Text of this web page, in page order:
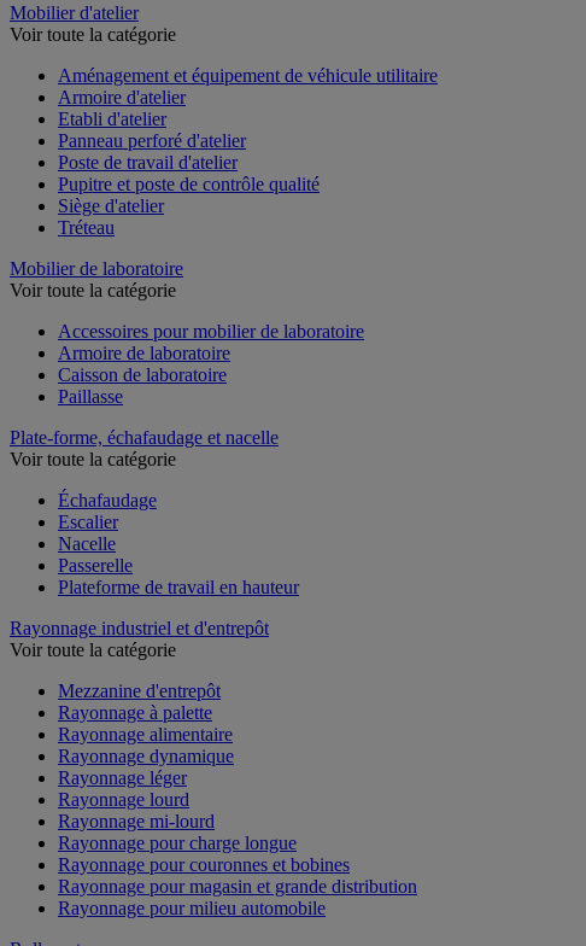
Mobilier d'atelier
Voir toute la catégorie
Aménagement et équipement de véhicule utilitaire
Armoire d'atelier
Etabli d'atelier
Panneau perforé d'atelier
Poste de travail d'atelier
Pupitre et poste de contrôle qualité
Siège d'atelier
Tréteau
Mobilier de laboratoire
Voir toute la catégorie
Accessoires pour mobilier de laboratoire
Armoire de laboratoire
Caisson de laboratoire
Paillasse
Plate-forme, échafaudage et nacelle
Voir toute la catégorie
Échafaudage
Escalier
Nacelle
Passerelle
Plateforme de travail en hauteur
Rayonnage industriel et d'entrepôt
Voir toute la catégorie
Mezzanine d'entrepôt
Rayonnage à palette
Rayonnage alimentaire
Rayonnage dynamique
Rayonnage léger
Rayonnage lourd
Rayonnage mi-lourd
Rayonnage pour charge longue
Rayonnage pour couronnes et bobines
Rayonnage pour magasin et grande distribution
Rayonnage pour milieu automobile